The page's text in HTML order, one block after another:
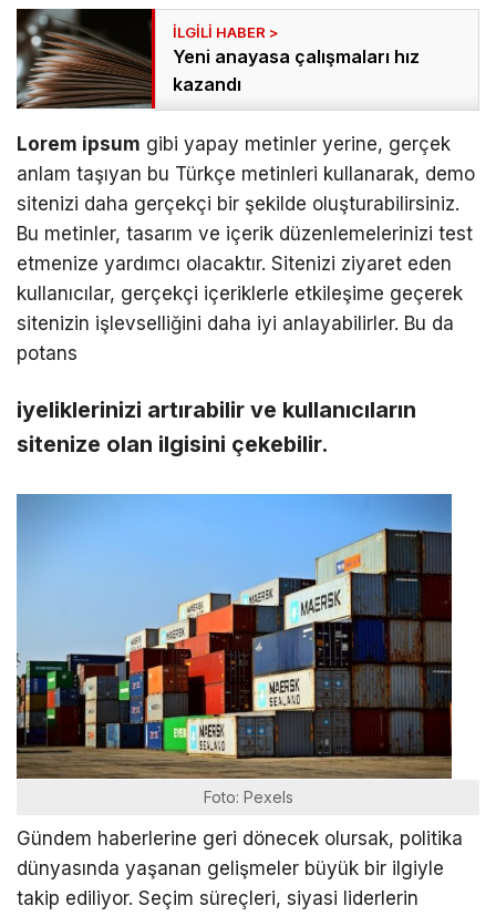
Yeni anayasa çalışmaları hız
kazandı
Lorem ipsum gibi yapay metinler yerine, gerçek
anlam taşıyan bu Türkçe metinleri kullanarak, demo
sitenizi daha gerçekçi bir şekilde oluşturabilirsiniz.
Bu metinler, tasarım ve içerik düzenlemelerinizi test
etmenize yardımcı olacaktır. Sitenizi ziyaret eden
kullanıcılar, gerçekçi içeriklerle etkileşime geçerek
sitenizin işlevselliğini daha iyi anlayabilirler. Bu da
potans
iyeliklerinizi artırabilir ve kullanıcıların
sitenize olan ilgisini çekebilir.
Foto: Pexels
Gündem haberlerine geri dönecek olursak, politika
dünyasında yaşanan gelişmeler büyük bir ilgiyle
takip ediliyor. Seçim süreçleri, siyasi liderlerin